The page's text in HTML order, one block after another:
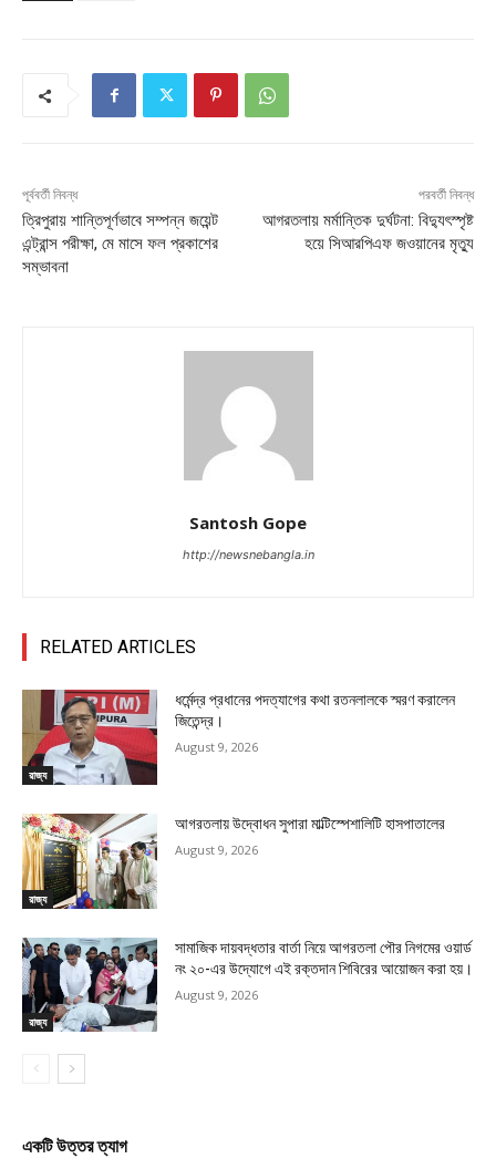
পূর্ববর্তী নিবন্ধ
ত্রিপুরায় শান্তিপূর্ণভাবে সম্পন্ন জয়েন্ট
এন্ট্রান্স পরীক্ষা, মে মাসে ফল প্রকাশের
সম্ভাবনা
পরবর্তী নিবন্ধ
আগরতলায় মর্মান্তিক দুর্ঘটনা: বিদ্যুৎস্পৃষ্ট
হয়ে সিআরপিএফ জওয়ানের মৃত্যু
Santosh Gope
http://newsnebangla.in
RELATED ARTICLES
রাজ্য
ধর্মেন্দ্র প্রধানের পদত্যাগের কথা রতনলালকে স্মরণ করালেন
জিতেন্দ্র।
August 9, 2026
রাজ্য
আগরতলায় উদ্বোধন সুপারা মাল্টিস্পেশালিটি হাসপাতালের
August 9, 2026
রাজ্য
সামাজিক দায়বদ্ধতার বার্তা নিয়ে আগরতলা পৌর নিগমের ওয়ার্ড
নং ২০-এর উদ্যোগে এই রক্তদান শিবিরের আয়োজন করা হয়।
August 9, 2026
একটি উত্তর ত্যাগ